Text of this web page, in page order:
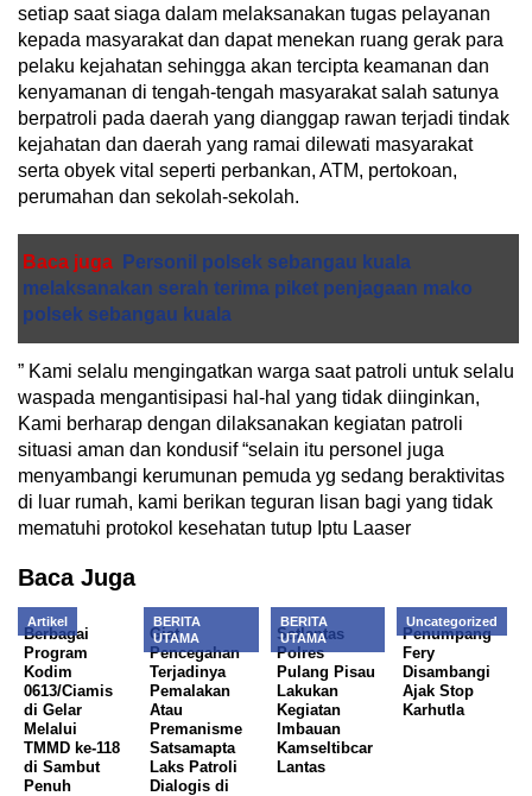
setiap saat siaga dalam melaksanakan tugas pelayanan
kepada masyarakat dan dapat menekan ruang gerak para
pelaku kejahatan sehingga akan tercipta keamanan dan
kenyamanan di tengah-tengah masyarakat salah satunya
berpatroli pada daerah yang dianggap rawan terjadi tindak
kejahatan dan daerah yang ramai dilewati masyarakat
serta obyek vital seperti perbankan, ATM, pertokoan,
perumahan dan sekolah-sekolah.
Baca juga
Personil polsek sebangau kuala
melaksanakan serah terima piket penjagaan mako
polsek sebangau kuala
” Kami selalu mengingatkan warga saat patroli untuk selalu
waspada mengantisipasi hal-hal yang tidak diinginkan,
Kami berharap dengan dilaksanakan kegiatan patroli
situasi aman dan kondusif “selain itu personel juga
menyambangi kerumunan pemuda yg sedang beraktivitas
di luar rumah, kami berikan teguran lisan bagi yang tidak
mematuhi protokol kesehatan tutup Iptu Laaser
Baca Juga
Artikel
Berbagai
Program
Kodim
0613/Ciamis
di Gelar
Melalui
TMMD ke-118
di Sambut
Penuh
BERITA
UTAMA
Giat
Pencegahan
Terjadinya
Pemalakan
Atau
Premanisme
Satsamapta
Laks Patroli
Dialogis di
BERITA
UTAMA
Satlantas
Polres
Pulang Pisau
Lakukan
Kegiatan
Imbauan
Kamseltibcar
Lantas
Uncategorized
Penumpang
Fery
Disambangi
Ajak Stop
Karhutla